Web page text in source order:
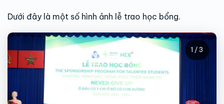
Dưới đây là một số hình ảnh lễ trao học bổng.
1 / 3